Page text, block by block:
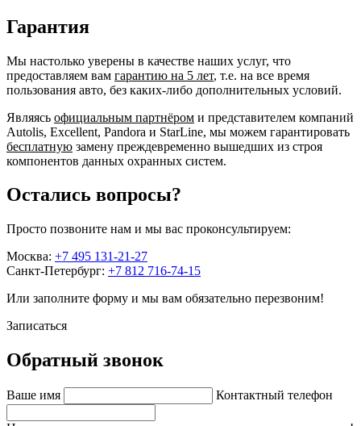
Гарантия
Мы настолько уверены в качестве наших услуг, что
предоставляем вам гарантию на 5 лет, т.е. на все время
пользования авто, без каких-либо дополнительных условий.
Являясь официальным партнёром и представителем компаний
Autolis, Excellent, Pandora и StarLine, мы можем гарантировать
бесплатную замену преждевременно вышедших из строя
компонентов данных охранных систем.
Остались вопросы?
Просто позвоните нам и мы вас проконсультируем:
Москва: +7 495 131-21-27
Санкт-Петербург: +7 812 716-74-15
Или заполните форму и мы вам обязательно перезвоним!
Записаться
Обратный звонок
Ваше имя Контактный телефон